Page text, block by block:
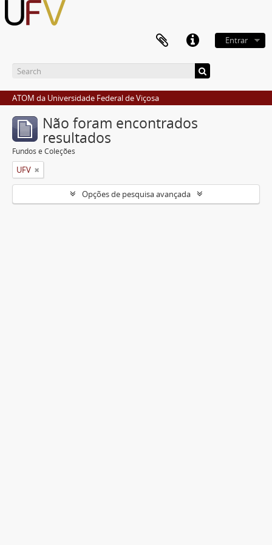
Entrar
ATOM da Universidade Federal de Viçosa
Não foram encontrados
resultados
Fundos e Coleções
UFV
Opções de pesquisa avançada